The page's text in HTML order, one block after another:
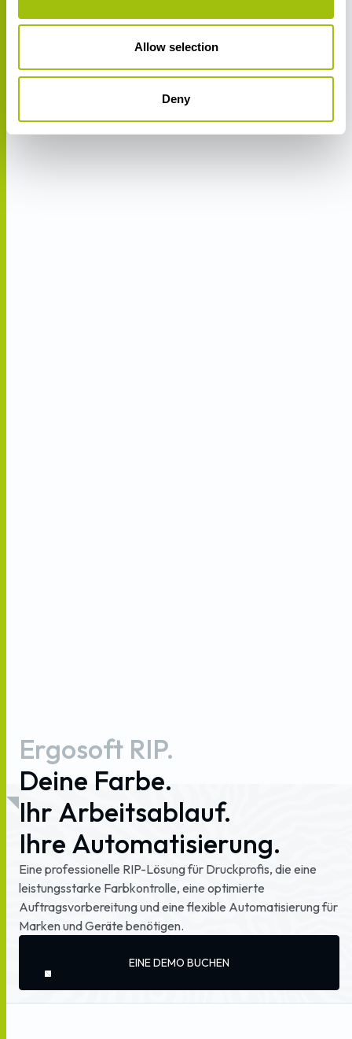
Allow selection
Deny
Ergosoft RIP.
Deine Farbe.
Ihr Arbeitsablauf.
Ihre Automatisierung.
Eine professionelle RIP-Lösungfür Druckprofis, die eine
leistungsstarke Farbkontrolle, eine optimierte
Auftragsvorbereitungundeine flexible Automatisierungfür
MarkenundGeräte benötigen.
EINE DEMO BUCHEN